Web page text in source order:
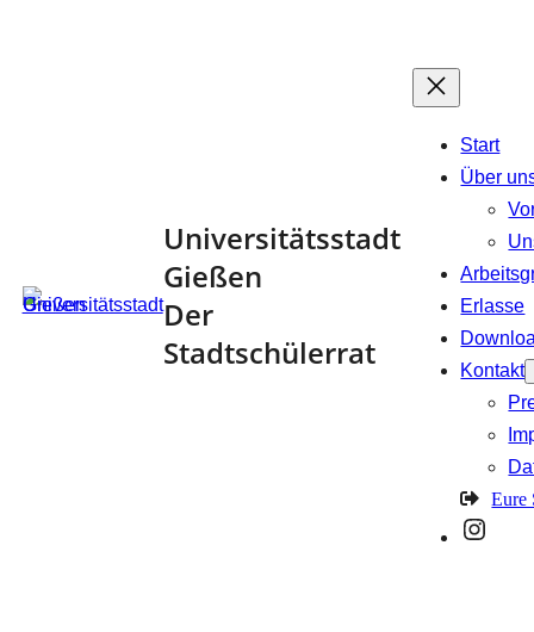
Universitätsstadt
Gießen
Der
Stadtschülerrat
Start
Über
Erlasse
Kontakt
Eure